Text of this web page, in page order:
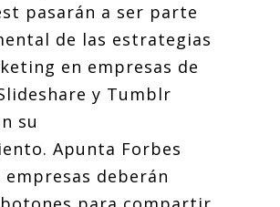
pasarán a ser parte
de las estrategias
en empresas de
y Tumblr
su
Apunta Forbes
empresas deberán